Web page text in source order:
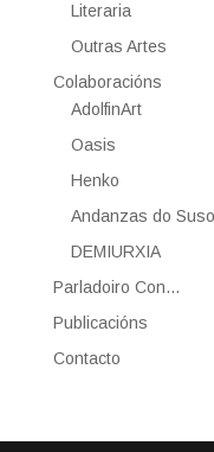
Literaria
Outras Artes
Colaboracións
AdolfinArt
Oasis
Henko
Andanzas do
DEMIURXIA
Parladoiro Con…
Publicacións
Contacto